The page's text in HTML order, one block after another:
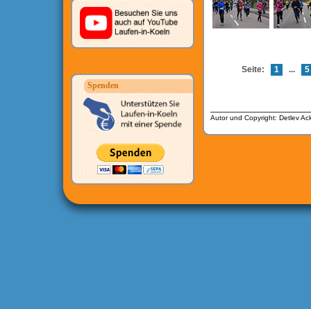
Spenden
Seite: 1 ... 5
Autor und Copyright: Detlev